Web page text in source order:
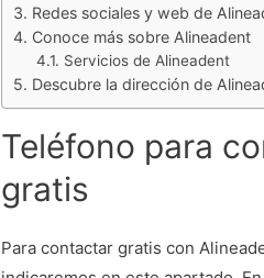
Redes sociales y web de
Conoce más sobre Alineadent
Servicios de Alineadent
Descubre la dirección de
Teléfono para
gratis
Para contactar gratis con